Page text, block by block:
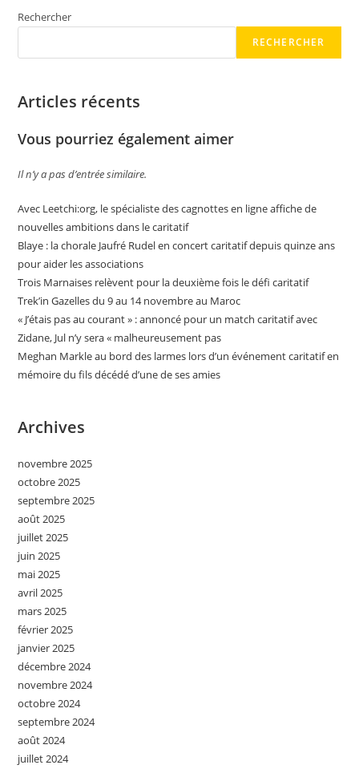
Rechercher
RECHERCHER
Articles récents
Vous pourriez également aimer
Il n’y a pas d’entrée similaire.
Avec Leetchi:org, le spécialiste des cagnottes en ligne affiche de
nouvelles ambitions dans le caritatif
Blaye : la chorale Jaufré Rudel en concert caritatif depuis quinze ans
pour aider les associations
Trois Marnaises relèvent pour la deuxième fois le défi caritatif
Trek’in Gazelles du 9 au 14 novembre au Maroc
« J’étais pas au courant » : annoncé pour un match caritatif avec
Zidane, Jul n’y sera « malheureusement pas
Meghan Markle au bord des larmes lors d’un événement caritatif en
mémoire du fils décédé d’une de ses amies
Archives
novembre 2025
octobre 2025
septembre 2025
août 2025
juillet 2025
juin 2025
mai 2025
avril 2025
mars 2025
février 2025
janvier 2025
décembre 2024
novembre 2024
octobre 2024
septembre 2024
août 2024
juillet 2024